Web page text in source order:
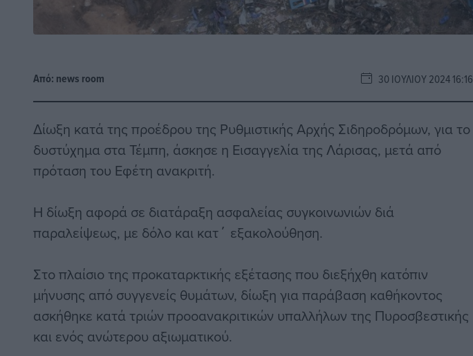
Από: news room 30 ΙΟΥΛΊΟΥ 2024 16:16
Δίωξη κατά της προέδρου της Ρυθμιστικής Αρχής Σιδηροδρόμων, για το
δυστύχημα στα Τέμπη, άσκησε η Εισαγγελία της Λάρισας, μετά από
πρόταση του Εφέτη ανακριτή.
Η δίωξη αφορά σε διατάραξη ασφαλείας συγκοινωνιών διά
παραλείψεως, με δόλο και κατ΄ εξακολούθηση.
Στο πλαίσιο της προκαταρκτικής εξέτασης που διεξήχθη κατόπιν
μήνυσης από συγγενείς θυμάτων, δίωξη για παράβαση καθήκοντος
ασκήθηκε κατά τριών προοανακριτικών υπαλλήλων της Πυροσβεστικής
και ενός ανώτερου αξιωματικού.